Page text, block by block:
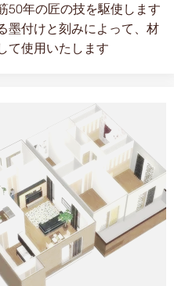
50年の匠の技を駆使します
墨付けと刻みによって、材
て使用いたします